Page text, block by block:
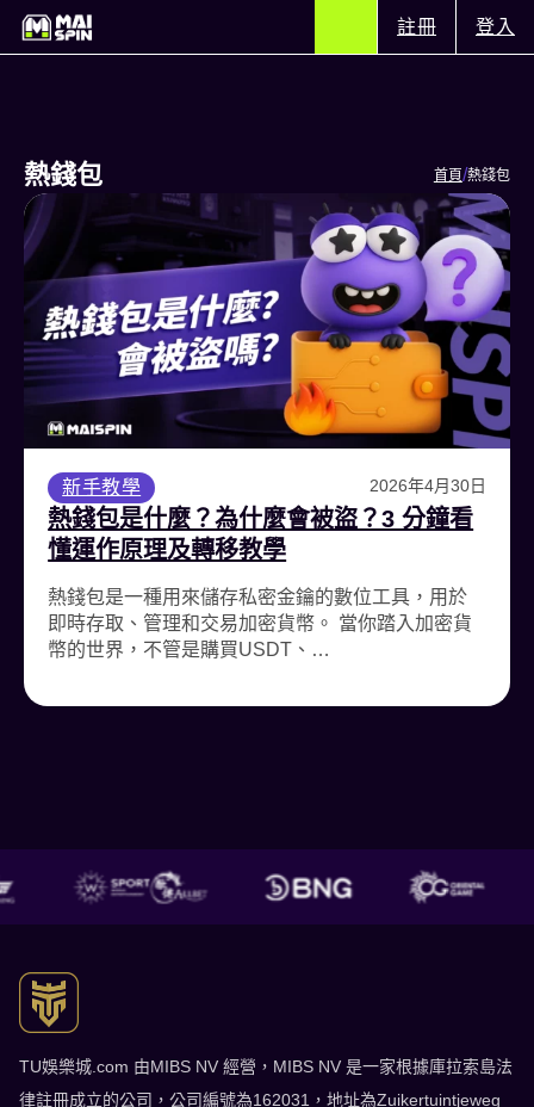
註冊 登入
熱錢包 首頁/熱錢包
新手教學 2026年4月30日
熱錢包是什麼？為什麼會被盜？3 分鐘看
懂運作原理及轉移教學
熱錢包是一種用來儲存私密金鑰的數位工具，用於
即時存取、管理和交易加密貨幣。 當你踏入加密貨
幣的世界，不管是購買USDT、…
TU娛樂城.com 由MIBS NV 經營，MIBS NV 是一家根據庫拉索島法
律註冊成立的公司，公司編號為162031，地址為Zuikertuintjeweg